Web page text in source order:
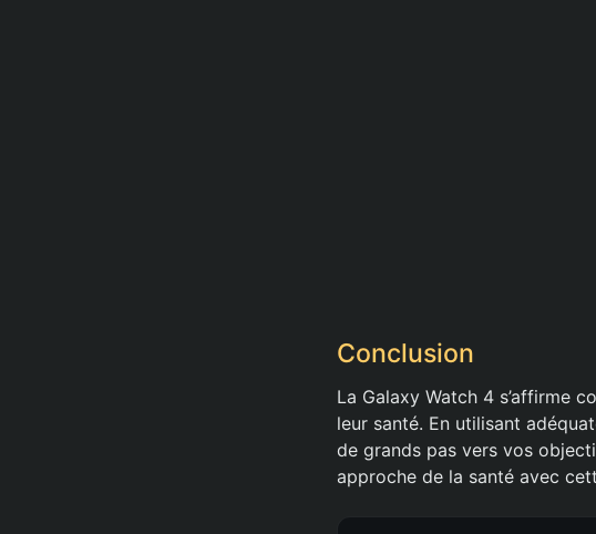
Conclusion
La Galaxy Watch 4 s’affirme
leur santé. En utilisant
de grands pas vers vos
approche de la santé avec